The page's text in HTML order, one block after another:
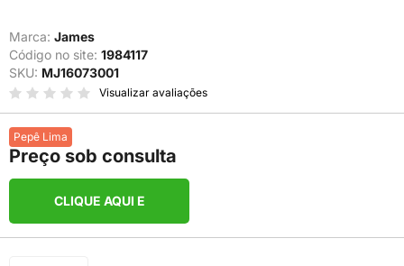
Marca: James
Código no site: 1984117
SKU: MJ16073001
Visualizar avaliações
Pepê Lima
Preço sob consulta
CLIQUE AQUI E